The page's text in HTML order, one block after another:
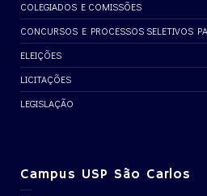
COLEGIADOS E COMISSÕES
CONCURSOS E PROCESSOS SELETIVOS
ELEIÇÕES
LICITAÇÕES
LEGISLAÇÃO
Campus USP São Carlos